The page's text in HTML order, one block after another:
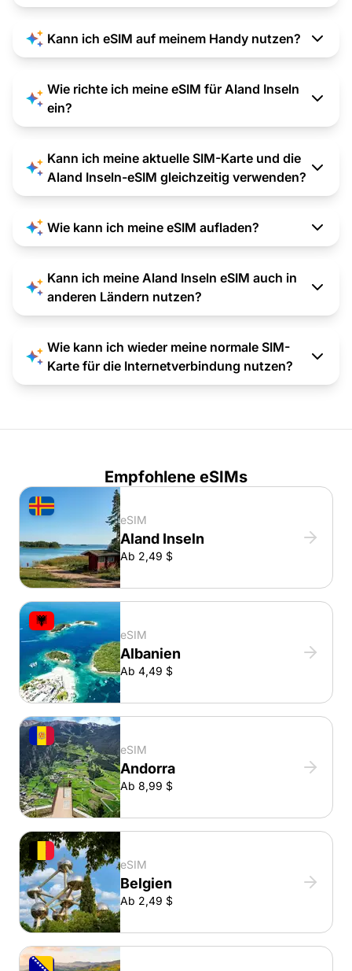
Kann ich eSIM auf meinem Handy nutzen?
Wie richte ich meine eSIM für Aland Inseln
ein?
Kann ich meine aktuelle SIM-Karte und die
Aland Inseln-eSIM gleichzeitig verwenden?
Wie kann ich meine eSIM aufladen?
Kann ich meine Aland Inseln eSIM auch in
anderen Ländern nutzen?
Wie kann ich wieder meine normale SIM-
Karte für die Internetverbindung nutzen?
Empfohlene eSIMs
eSIM
Aland Inseln
Ab 2,49 $
eSIM
Albanien
Ab 4,49 $
eSIM
Andorra
Ab 8,99 $
eSIM
Belgien
Ab 2,49 $